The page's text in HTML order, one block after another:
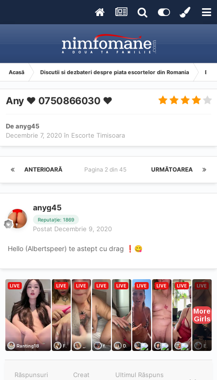
Acasă Discutii si dezbateri despre piata escortelor din Romania
Any ❤️ 0750866030 ❤️
Deanyg45
Decembrie 7, 2020 în Escorte Timisoara
ANTERIOARĂ URMĂTOAREA
Pagina 2 din 45
anyg45
Reputație: 1869
Postat Decembrie 9, 2020
Hello (Albertspeer) te astept cu drag ❗ 😋
Răspunsuri Creat Ultimul Răspuns